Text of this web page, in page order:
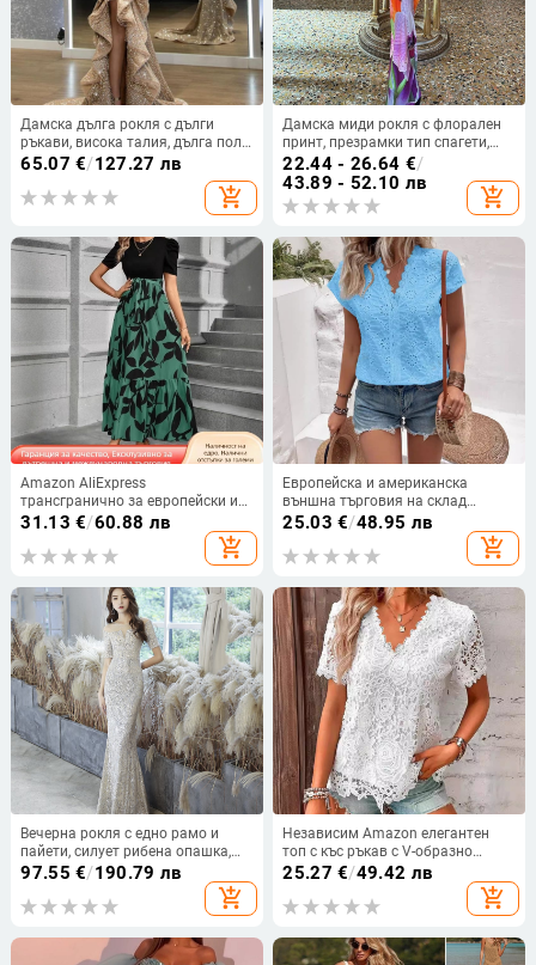
Дамска дълга рокля с дълги
ръкави, висока талия, дълга пола,
полиестер 95%+
65.07 €/127.27 лв
add_shopping_cart
Дамска миди рокля с флорален
принт, презрамки тип спагети,
без ръкави, U-образно деколте,
талия в средата
22.44 - 26.64 €/
43.89 - 52.10 лв
add_shopping_cart
Amazon AliExpress
трансгранично за европейски и
американски дамски флорални
принтирани рокли с висока
талия, модни и елегантни
31.13 €/60.88 лв
add_shopping_cart
Европейска и американска
външна търговия на склад
Дамска дантелена декоративна
куха дантелена риза Дамски топ
25.03 €/48.95 лв
add_shopping_cart
Вечерна рокля с едно рамо и
пайети, силует рибена опашка,
дълга пола, полиестер, зимна
97.55 €/190.79 лв
add_shopping_cart
Независим Amazon елегантен
топ с къс ръкав с V-образно
деколте, щампован, дантела,
европейска и американска лятна
нова тениска с къс ръкав за жени
25.27 €/49.42 лв
add_shopping_cart